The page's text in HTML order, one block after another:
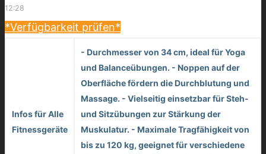
12:28
*Verfügbarkeit prüfen*
Infos für Alle
Fitnessgeräte
- Durchmesser von 34 cm, ideal für Yoga
und Balanceübungen. - Noppen auf der
Oberfläche fördern die Durchblutung und
Massage. - Vielseitig einsetzbar für Steh-
und Sitzübungen zur Stärkung der
Muskulatur. - Maximale Tragfähigkeit von
bis zu 120 kg, geeignet für verschiedene